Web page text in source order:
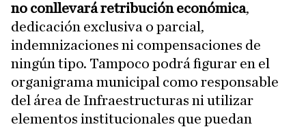
no conllevará retribución económica,
dedicación exclusiva o parcial,
indemnizaciones ni compensaciones de
ningún tipo. Tampoco podrá figurar en el
organigrama municipal como responsable
del área de Infraestructuras ni utilizar
elementos institucionales que puedan